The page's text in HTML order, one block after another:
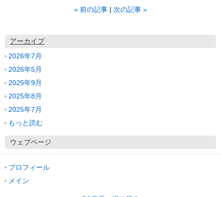
« 前の記事 次の記事 »
アーカイブ
2026年7月
2026年5月
2025年9月
2025年8月
2025年7月
もっと読む
ウェブページ
プロフィール
メイン